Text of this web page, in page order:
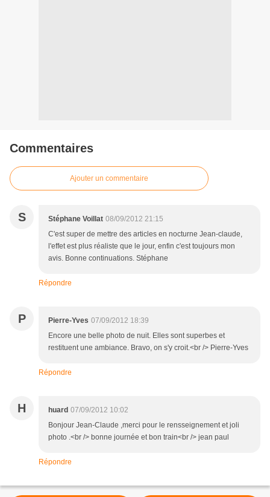
Commentaires
Ajouter un commentaire
S Stéphane Voillat 08/09/2012 21:15
C'est super de mettre des articles en nocturne Jean-claude,
l'effet est plus réaliste que le jour, enfin c'est toujours mon
avis. Bonne continuations. Stéphane
Répondre
P Pierre-Yves 07/09/2012 18:39
Encore une belle photo de nuit. Elles sont superbes et
restituent une ambiance. Bravo, on s'y croit.<br /> Pierre-Yves
Répondre
H huard 07/09/2012 10:02
Bonjour Jean-Claude ,merci pour le rensseignement et joli
photo .<br /> bonne journée et bon train<br /> jean paul
Répondre